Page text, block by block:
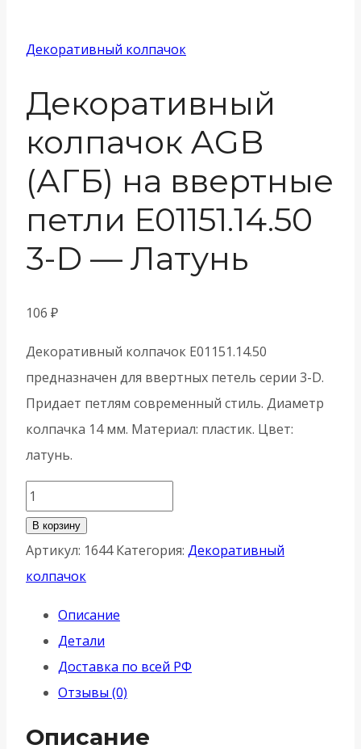
Декоративный колпачок
Декоративный
колпачок AGB
(АГБ) на ввертные
петли E01151.14.50
3-D — Латунь
106 ₽
Декоративный колпачок E01151.14.50
предназначен для ввертных петель серии 3-D.
Придает петлям современный стиль. Диаметр
колпачка 14 мм. Материал: пластик. Цвет:
латунь.
Количество
товара
Декоративный
колпачок
(АГБ)
ввертные
петли
E01151.14.50
В корзину
Артикул: 1644 Категория: Декоративный
колпачок
Описание
Детали
Доставка по всей РФ
Отзывы (0)
Описание